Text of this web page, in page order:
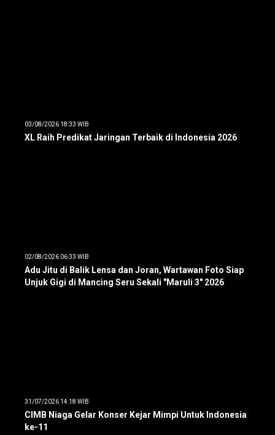
03/08/2026 18:33 WIB
XL Raih Predikat Jaringan Terbaik di Indonesia 2026
02/08/2026 06:33 WIB
Adu Jitu di Balik Lensa dan Joran, Wartawan Foto Siap
Unjuk Gigi di Mancing Seru Sekali "Maruli 3" 2026
31/07/2026 14:18 WIB
CIMB Niaga Gelar Konser Kejar Mimpi Untuk Indonesia
ke-11